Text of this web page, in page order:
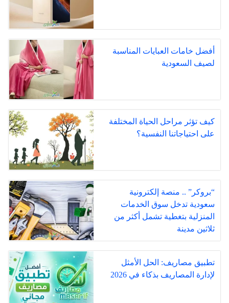
أفضل خامات العبايات المناسبة
لصيف السعودية
كيف تؤثر مراحل الحياة المختلفة
على احتياجاتنا النفسية؟
“بروكر” .. منصة إلكترونية
سعودية تدخل سوق الخدمات
المنزلية بتغطية تشمل أكثر من
ثلاثين مدينة
تطبيق مصاريف: الحل الأمثل
لإدارة المصاريف بذكاء في 2026